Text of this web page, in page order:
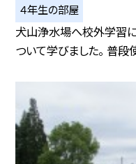
４年生の部屋
犬山浄水場へ校外学習
ついて学びました。 普段